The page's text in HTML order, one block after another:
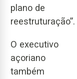
plano de
reestruturação”.
O executivo
açoriano
também